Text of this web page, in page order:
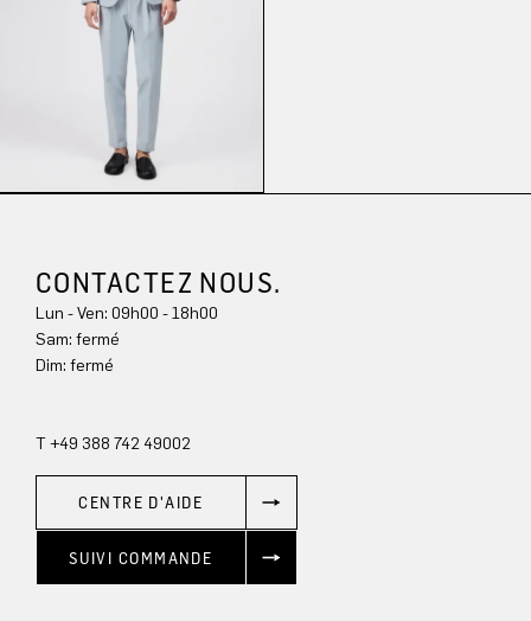
CONTACTEZ NOUS.
Lun - Ven: 09h00 - 18h00
Sam: fermé
Dim: fermé
T +49 388 742 49002
CENTRE D'AIDE
SUIVI COMMANDE